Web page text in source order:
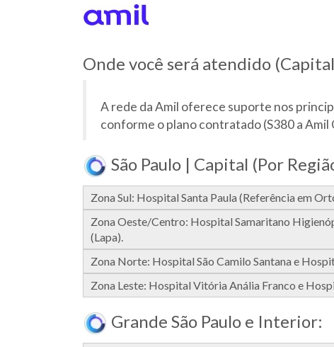
Onde você será atendido
A rede da Amil oferece suporte nos
conforme o plano contratado (S380 a Amil
São Paulo | Capital (Por
Zona Sul: Hospital Santa Paula (Referência em
Zona Oeste/Centro: Hospital Samaritano
(Lapa).
Zona Norte: Hospital São Camilo Santana e
Zona Leste: Hospital Vitória Anália Franco e
Grande São Paulo e Interior: